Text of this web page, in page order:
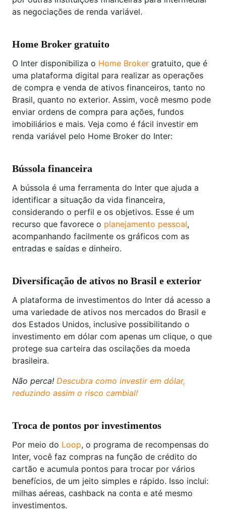
as negociações de renda variável.
Home Broker gratuito
O Inter disponibiliza o Home Broker gratuito, que é
uma plataforma digital para realizar as operações
de compra e venda de ativos financeiros, tanto no
Brasil, quanto no exterior. Assim, você mesmo pode
enviar ordens de compra para ações, fundos
imobiliários e mais. Veja como é fácil investir em
renda variável pelo Home Broker do Inter:
Bússola financeira
A bússola é uma ferramenta do Inter que ajuda a
identificar a situação da vida financeira,
considerando o perfil e os objetivos. Esse é um
recurso que favorece o planejamento pessoal,
acompanhando facilmente os gráficos com as
entradas e saídas e dinheiro.
Diversificação de ativos no Brasil e exterior
A plataforma de investimentos do Inter dá acesso a
uma variedade de ativos nos mercados do Brasil e
dos Estados Unidos, inclusive possibilitando o
investimento em dólar com apenas um clique, o que
protege sua carteira das oscilações da moeda
brasileira.
Não perca! Descubra como investir em dólar,
reduzindo assim o risco cambial!
Troca de pontos por investimentos
Por meio do Loop, o programa de recompensas do
Inter, você faz compras na função de crédito do
cartão e acumula pontos para trocar por vários
benefícios, de um jeito simples e rápido. Isso inclui:
milhas aéreas, cashback na conta e até mesmo
investimentos.